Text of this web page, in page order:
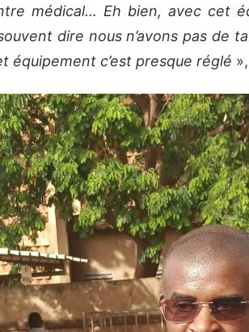
médical… Eh bien, avec cet
dire nous n’avons pas de
équipement c’est presque réglé